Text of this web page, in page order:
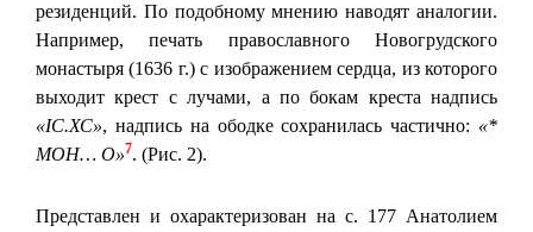
резиденций. По подобному мнению наводят аналогии.
Например, печать православного Новогрудского
монастыря (1636 г.) с изображением сердца, из которого
выходит крест с лучами, а по бокам креста надпись
«ІС.ХС», надпись на ободке сохранилась частично: «*
МОН… О»7. (Рис. 2).
Представлен и охарактеризован на с. 177 Анатолием